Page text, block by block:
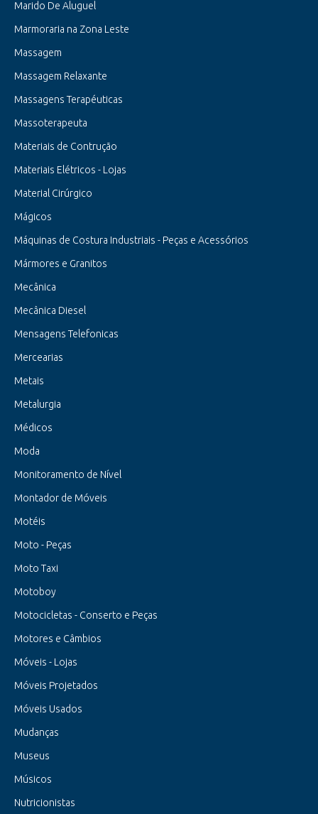
Marido De Aluguel
Marmoraria na Zona Leste
Massagem
Massagem Relaxante
Massagens Terapéuticas
Massoterapeuta
Materiais de Contrução
Materiais Elétricos - Lojas
Material Cirúrgico
Mágicos
Máquinas de Costura Industriais - Peças e Acessórios
Mármores e Granitos
Mecânica
Mecânica Diesel
Mensagens Telefonicas
Mercearias
Metais
Metalurgia
Médicos
Moda
Monitoramento de Nível
Montador de Móveis
Motéis
Moto - Peças
Moto Taxi
Motoboy
Motocicletas - Conserto e Peças
Motores e Câmbios
Móveis - Lojas
Móveis Projetados
Móveis Usados
Mudanças
Museus
Músicos
Nutricionistas